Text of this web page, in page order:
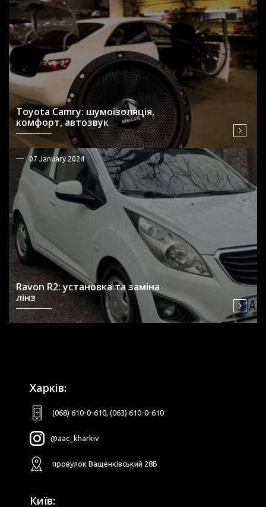
Toyota Camry: шумоізоляція,
комфорт, автозвук
07 January 2024
Ravon R2: установка та заміна
лінз
Харків:
(068) 610-0-610, (063) 610-0-610
@aac_kharkiv
провулок Ващенківський 28Б
Київ: